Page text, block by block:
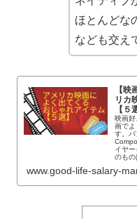
ほとんどな
なども交え
【
リカ
【５
映画好
画で
す。バ
イヤ
のもの
www.good-life-salary-